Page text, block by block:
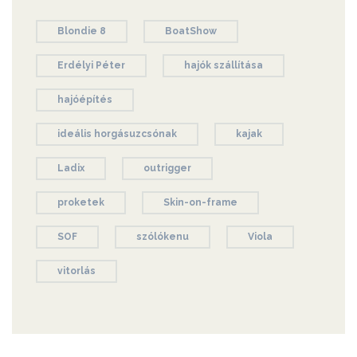
Blondie 8 BoatShow
Erdélyi Péter hajók szállítása
hajóépítés
ideális horgásuzcsónak kajak
Ladix outrigger
proketek Skin-on-frame
SOF szólókenu Viola
vitorlás